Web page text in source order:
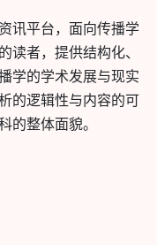
讯平台，面向传播学
读者，提供结构化、
学的学术发展与现实
的逻辑性与内容的可
的整体面貌。